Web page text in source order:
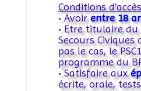
Conditions
• Avoirentre 18
• Etre titulaire du
Secours Civiques
pas le cas, le
programme du
• Satisfaire aux
écrite, orale,